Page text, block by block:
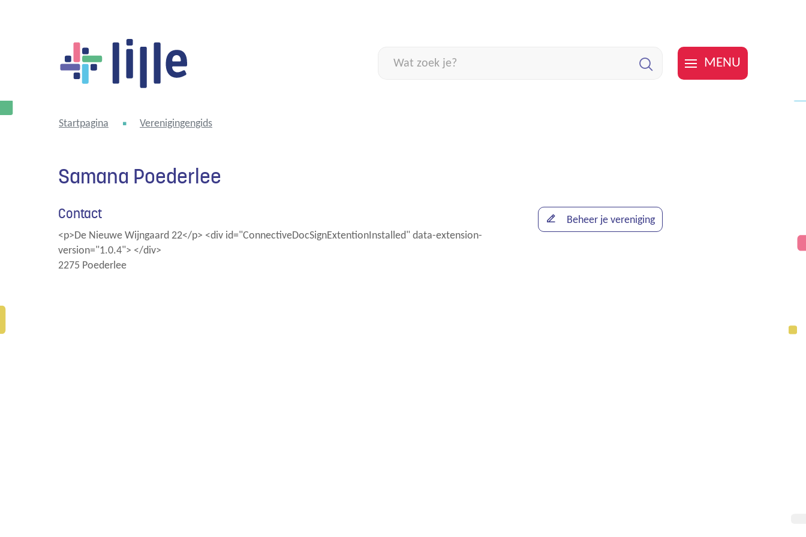
Lille
zoek
MENU
Startpagina Verenigingengids
Samana Poederlee
Contact
<p>De Nieuwe Wijngaard 22</p> <div id="ConnectiveDocSignExtentionInstalled" data-extension-
version="1.0.4"> </div>
,2275 Poederlee
Beheer je vereniging